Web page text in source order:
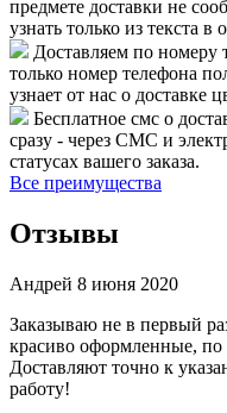
предмете доставки не
узнать только из текста в
Доставляем по номеру
только номер телефона
узнает от нас о доставке
Бесплатное смс о
сразу - через СМС и
статусах вашего заказа.
Все преимущества
Отзывы
Андрей 8 июня 2020
Заказываю не в первый
красиво оформленные,
Доставляют точно к
работу!